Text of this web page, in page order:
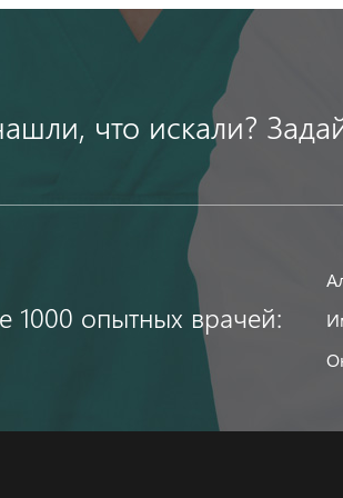
что искали?
1000 опытных врачей: